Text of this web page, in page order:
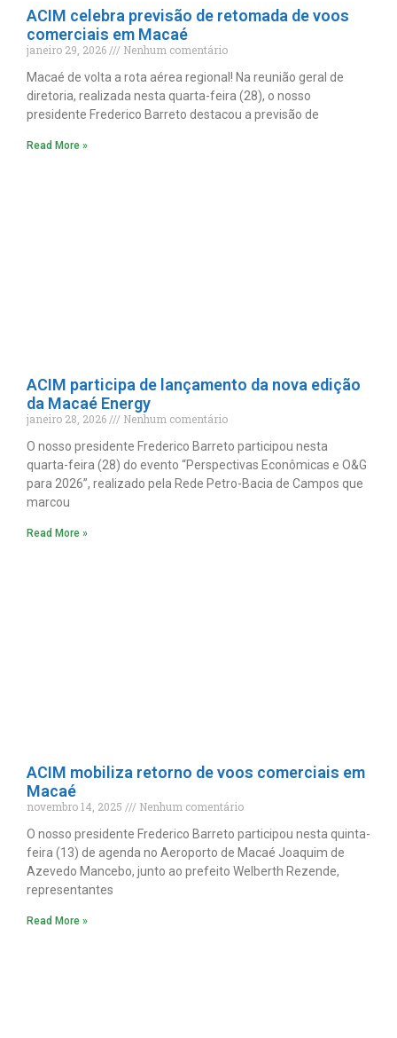
ACIM celebra previsão de retomada de voos
comerciais em Macaé
janeiro 29, 2026
Nenhum comentário
Macaé de volta a rota aérea regional! Na reunião geral de
diretoria, realizada nesta quarta-feira (28), o nosso
presidente Frederico Barreto destacou a previsão de
Read More »
ACIM participa de lançamento da nova edição
da Macaé Energy
janeiro 28, 2026
Nenhum comentário
O nosso presidente Frederico Barreto participou nesta
quarta-feira (28) do evento “Perspectivas Econômicas e O&G
para 2026”, realizado pela Rede Petro-Bacia de Campos que
marcou
Read More »
ACIM mobiliza retorno de voos comerciais em
Macaé
novembro 14, 2025
Nenhum comentário
O nosso presidente Frederico Barreto participou nesta quinta-
feira (13) de agenda no Aeroporto de Macaé Joaquim de
Azevedo Mancebo, junto ao prefeito Welberth Rezende,
representantes
Read More »